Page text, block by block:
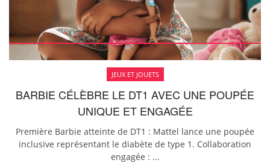
JEUX ET JOUETS
BARBIE CÉLÈBRE LE DT1 AVEC UNE POUPÉE
UNIQUE ET ENGAGÉE
Première Barbie atteinte de DT1 : Mattel lance une poupée
inclusive représentant le diabète de type 1. Collaboration
engagée : ...